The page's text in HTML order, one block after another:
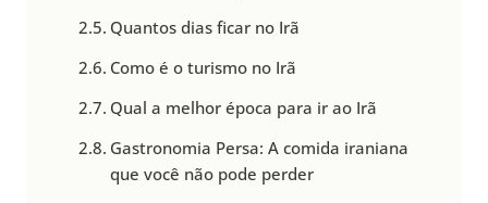
Quantos dias ficar no Irã
Como é o turismo no Irã
Qual a melhor época para ir ao Irã
Gastronomia Persa: A comida iraniana
que você não pode perder